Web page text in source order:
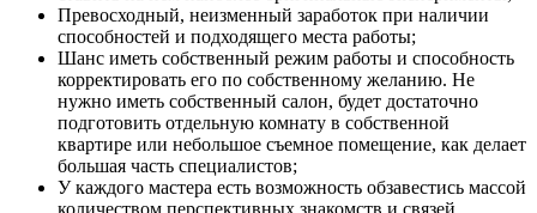
Превосходный, неизменный заработок при наличии
способностей и подходящего места работы;
Шанс иметь собственный режим работы и способность
корректировать его по собственному желанию. Не
нужно иметь собственный салон, будет достаточно
подготовить отдельную комнату в собственной
квартире или небольшое съемное помещение, как делает
большая часть специалистов;
У каждого мастера есть возможность обзавестись массой
количеством перспективных знакомств и связей,